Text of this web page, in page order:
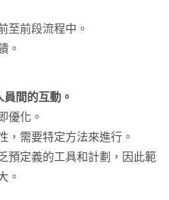
至前段流程中。
。
間的互動。
優化。
，需要特定方法來進行。
預定義的工具和計劃，因此範
。